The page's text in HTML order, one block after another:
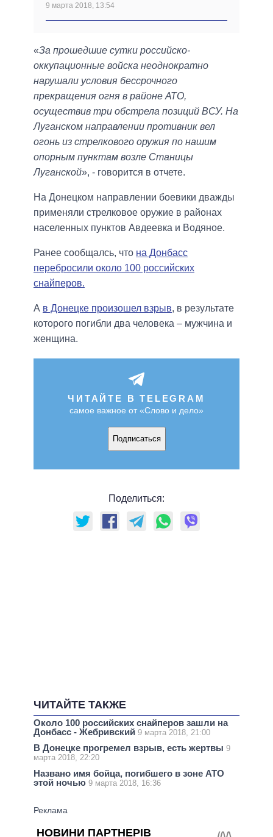
9 марта 2018, 13:54
«За прошедшие сутки российско-
оккупационные войска неоднократно
нарушали условия бессрочного
прекращения огня в районе АТО,
осуществив три обстрела позиций ВСУ. На
Луганском направлении противник вел
огонь из стрелкового оружия по нашим
опорным пунктам возле Станицы
Луганской», - говорится в отчете.
На Донецком направлении боевики дважды
применяли стрелковое оружие в районах
населенных пунктов Авдеевка и Водяное.
Ранее сообщалсь, что на Донбасс
перебросили около 100 российских
снайперов.
А в Донецке произошел взрыв, в результате
которого погибли два человека – мужчина и
женщина.
ЧИТАЙТЕ В TELEGRAM
самое важное от «Слово и дело»
Подписаться
Поделиться:
ЧИТАЙТЕ ТАКЖЕ
Около 100 российских снайперов зашли на
Донбасс - Жебривский 9 марта 2018, 21:00
В Донецке прогремел взрыв, есть жертвы 9
марта 2018, 22:20
Названо имя бойца, погибшего в зоне АТО
этой ночью 9 марта 2018, 16:36